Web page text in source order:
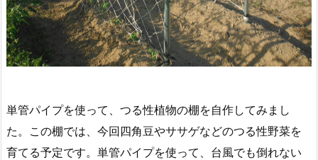
単管パイプを使って、つる性植物の棚を自作してみまし
た。この棚では、今回四角豆やササゲなどのつる性野菜を
育てる予定です。単管パイプを使って、台風でも倒れない